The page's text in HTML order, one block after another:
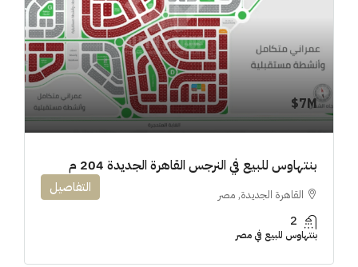
7M$
بنتهاوس للبيع في النرجس القاهرة الجديدة 204 م
القاهرة الجديدة, مصر
2
بنتهاوس للبيع في مصر
التفاصيل